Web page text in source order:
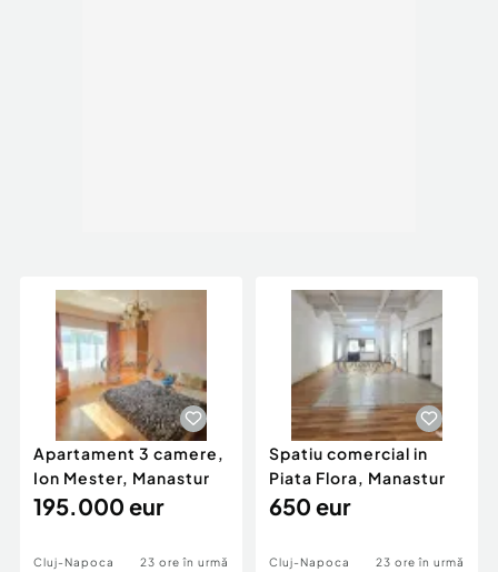
Apartament 3 camere,
Ion Mester, Manastur
195.000 eur
Cluj-Napoca 23 ore în urmă
Spatiu comercial in
Piata Flora, Manastur
650 eur
Cluj-Napoca 23 ore în urmă